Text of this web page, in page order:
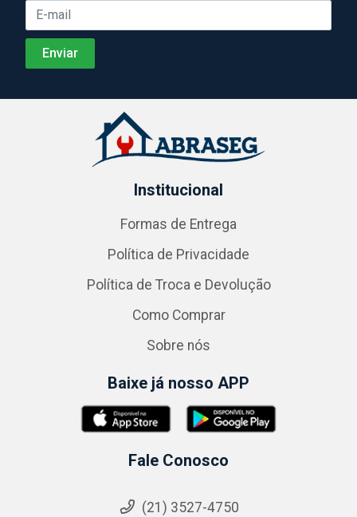
Institucional
Formas de Entrega
Política de Privacidade
Política de Troca e Devolução
Como Comprar
Sobre nós
Baixe já nosso APP
Fale Conosco
(21) 3527-4750